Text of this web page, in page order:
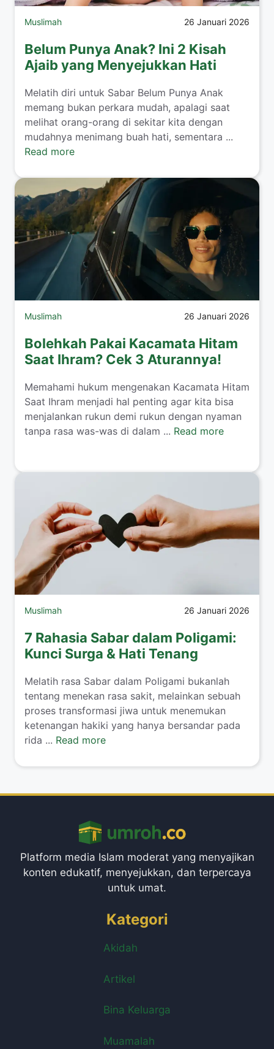
Muslimah 26 Januari 2026
Belum Punya Anak? Ini 2 Kisah
Ajaib yang Menyejukkan Hati
​Melatih diri untuk Sabar Belum Punya Anak
memang bukan perkara mudah, apalagi saat
melihat orang-orang di sekitar kita dengan
mudahnya menimang buah hati, sementara ...
Read more
Muslimah 26 Januari 2026
Bolehkah Pakai Kacamata Hitam
Saat Ihram? Cek 3 Aturannya!
​Memahami hukum mengenakan Kacamata Hitam
Saat Ihram menjadi hal penting agar kita bisa
menjalankan rukun demi rukun dengan nyaman
tanpa rasa was-was di dalam ... Read more
Muslimah 26 Januari 2026
7 Rahasia Sabar dalam Poligami:
Kunci Surga & Hati Tenang
​Melatih rasa Sabar dalam Poligami bukanlah
tentang menekan rasa sakit, melainkan sebuah
proses transformasi jiwa untuk menemukan
ketenangan hakiki yang hanya bersandar pada
rida ... Read more
Platform media Islam moderat yang menyajikan
konten edukatif, menyejukkan, dan terpercaya
untuk umat.
Kategori
Akidah
Artikel
Bina Keluarga
Muamalah